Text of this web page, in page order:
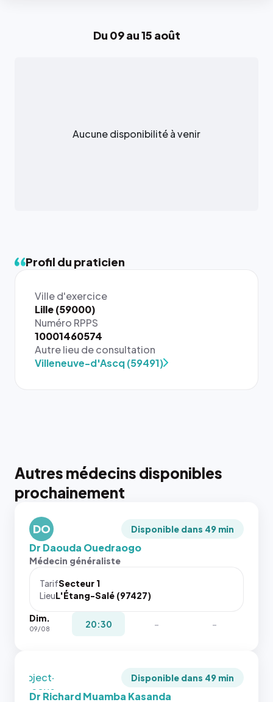
Du 09 au 15 août
Aucune disponibilité à venir
Profil du praticien
Ville d'exercice
Lille (59000)
Numéro RPPS
10001460574
Autre lieu de consultation
Villeneuve-d'Ascq (59491)
Autres médecins disponibles
prochainement
DO Disponible dans 49 min
Dr Daouda Ouedraogo
Médecin généraliste
TarifSecteur 1
LieuL'Étang-Salé (97427)
Dim.
09/08 20:30 - -
{# 40×40
: la taille
rendue par
`.profile-
picture`,
et un
rapport 1:1
juste à
toutes les
puisque la
`object-
fit: cover`.
Disponible dans 49 min
Dr Richard Muamba Kasanda
{# 40×40
picture`,
et un